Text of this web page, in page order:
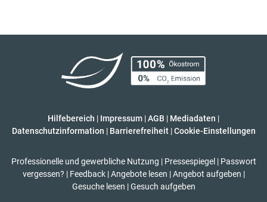
Hilfebereich | Impressum |AGB | Mediadaten |
Datenschutzinformation | Barrierefreiheit | Cookie-Einstellungen
Professionelle und gewerbliche Nutzung | Pressespiegel | Passwort
vergessen? | Feedback | Angebote lesen | Angebot aufgeben |
Gesuche lesen | Gesuch aufgeben